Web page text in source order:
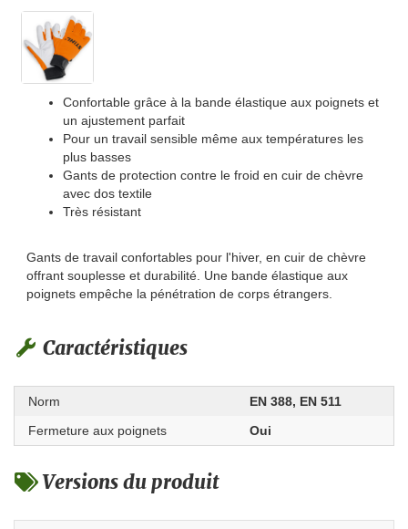
Confortable grâce à la bande élastique aux poignets et
un ajustement parfait
Pour un travail sensible même aux températures les
plus basses
Gants de protection contre le froid en cuir de chèvre
avec dos textile
Très résistant
Gants de travail confortables pour l'hiver, en cuir de chèvre
offrant souplesse et durabilité. Une bande élastique aux
poignets empêche la pénétration de corps étrangers.
Caractéristiques
Norm
EN 388, EN 511
Fermeture aux poignets
Oui
Versions du produit